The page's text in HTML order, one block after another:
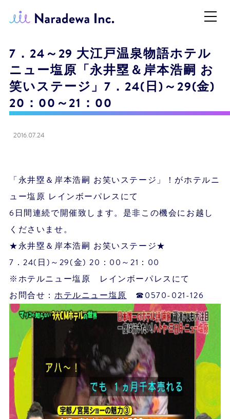
7．24～29 大江戸温泉物語ホテル
ニュー塩原「永井塁＆岸本浩嗣 お
笑いステージ」7．24(日)～29(金)
20：00～21：00
2016.07.24
「永井塁＆岸本浩嗣 お笑いステージ」！がホテルニ
ュー塩原 レインボーパレスにて
6日間連続で開催致します。是非この機会にお越し
くださいませ。
★永井塁＆岸本浩嗣 お笑いステージ★
7．24(日)～29(金) 20：00～21：00
※ホテルニュー塩原 レインボーパレスにて
お問合せ： ホテルニュー塩原☎0570-021-126